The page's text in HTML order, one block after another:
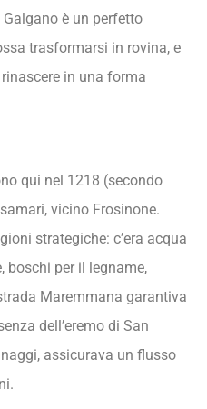
è un perfetto
trasformarsi in rovina, e
in una forma
qui nel 1218 (secondo
vicino Frosinone.
strategiche: c’era acqua
boschi per il legname,
Maremmana garantiva
dell’eremo di San
assicurava un flusso